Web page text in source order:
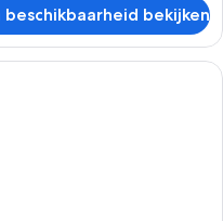
beschikbaarheid bekijken